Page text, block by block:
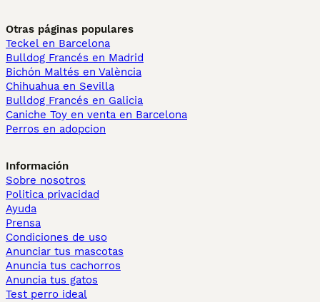
Otras páginas populares
Teckel en Barcelona
Bulldog Francés en Madrid
Bichón Maltés en València
Chihuahua en Sevilla
Bulldog Francés en Galicia
Caniche Toy en venta en Barcelona
Perros en adopcion
Información
Sobre nosotros
Politica privacidad
Ayuda
Prensa
Condiciones de uso
Anunciar tus mascotas
Anuncia tus cachorros
Anuncia tus gatos
Test perro ideal